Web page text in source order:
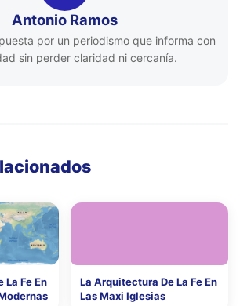
Antonio Ramos
por un periodismo que informa con
sin perder claridad ni cercanía.
La Fe En
La Arquitectura De La Fe En
Las Maxi Iglesias